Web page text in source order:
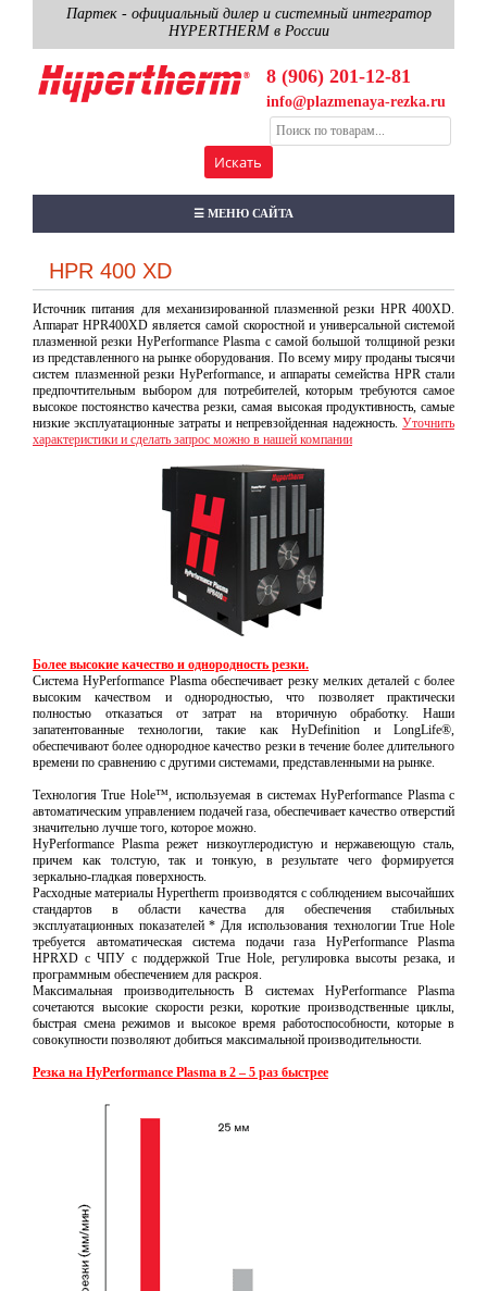
Партек - официальный дилер и системный интегратор
HYPERTHERM в России
8 (906) 201-12-81
info@plazmenaya-rezka.ru
☰ МЕНЮ САЙТА
HPR 400 XD
Источник питания для механизированной плазменной резки HPR 400XD.
Аппарат HPR400XD является самой скоростной и универсальной системой
плазменной резки HyPerformance Plasma с самой большой толщиной резки
из представленного на рынке оборудования. По всему миру проданы тысячи
систем плазменной резки HyPerformance, и аппараты семейства HPR стали
предпочтительным выбором для потребителей, которым требуются самое
высокое постоянство качества резки, самая высокая продуктивность, самые
низкие эксплуатационные затраты и непревзойденная надежность. Уточнить
характеристики и сделать запрос можно в нашей компании
Более высокие качество и однородность резки.
Система HyPerformance Plasma обеспечивает резку мелких деталей с более
высоким качеством и однородностью, что позволяет практически
полностью отказаться от затрат на вторичную обработку. Наши
запатентованные технологии, такие как HyDefinition и LongLife®,
обеспечивают более однородное качество резки в течение более длительного
времени по сравнению с другими системами, представленными на рынке.
Технология True Hole™, используемая в системах HyPerformance Plasma с
автоматическим управлением подачей газа, обеспечивает качество отверстий
значительно лучше того, которое можно.
HyPerformance Plasma режет низкоуглеродистую и нержавеющую сталь,
причем как толстую, так и тонкую, в результате чего формируется
зеркально-гладкая поверхность.
Расходные материалы Hypertherm производятся с соблюдением высочайших
стандартов в области качества для обеспечения стабильных
эксплуатационных показателей * Для использования технологии True Hole
требуется автоматическая система подачи газа HyPerformance Plasma
HPRXD с ЧПУ с поддержкой True Hole, pегулировка высоты резака, и
программным обеспечением для раскроя.
Максимальная производительность В системах HyPerformance Plasma
сочетаются высокие скорости резки, короткие производственные циклы,
быстрая смена режимов и высокое время работоспособности, которые в
совокупности позволяют добиться максимальной производительности.
Резка на HyPerformance Plasma в 2 – 5 раз быстрее